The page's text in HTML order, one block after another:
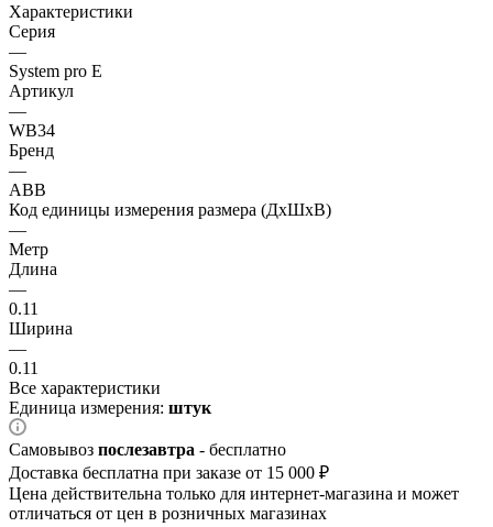
Характеристики
Серия
—
System pro E
Артикул
—
WB34
Бренд
—
ABB
Код единицы измерения размера (ДхШхВ)
—
Метр
Длина
—
0.11
Ширина
—
0.11
Все характеристики
Единица измерения: штук
Самовывоз послезавтра - бесплатно
Доставка бесплатна при заказе от 15 000 ₽
Цена действительна только для интернет-магазина и может
отличаться от цен в розничных магазинах